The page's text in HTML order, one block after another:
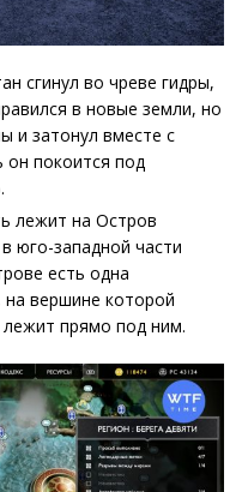
сгинул во чреве гидры,
в новые земли, но
и затонул вместе с
покоится под
лежит на Остров
юго-западной части
есть одна
на вершине которой
прямо под ним.